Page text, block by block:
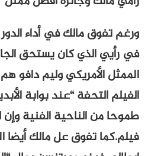
ورغم تفوق مالك في أداء الدور
في رأيي الذي كان يستحق
الممثل الأمريكي وليم دافو
الفيلم التحفة “عند بوابة
طموحا من الناحية الفنية
فيلم.كما تفوق عل مالك أيضا